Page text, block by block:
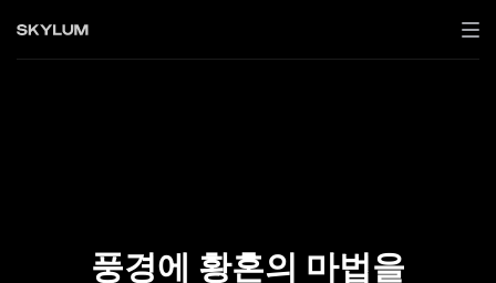
풍경에 황혼의 마법을